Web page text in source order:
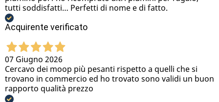
tutti soddisfatti… Perfetti di nome e di fatto.
Acquirente verificato
07 Giugno 2026
Cercavo dei moop più pesanti rispetto a quelli che si
trovano in commercio ed ho trovato sono validi un buon
rapporto qualità prezzo